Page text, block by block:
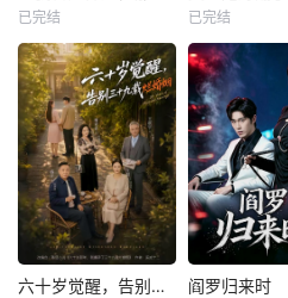
已完结 已完结
六十岁觉醒，告别三十九载烂婚姻 阎罗归来时